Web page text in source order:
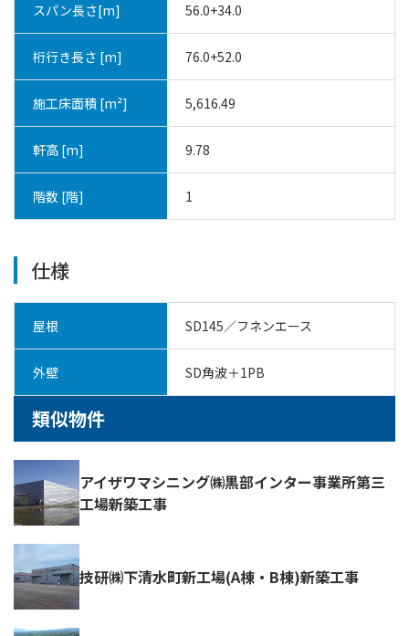
スパン長さ[m] 56.0+34.0
桁行き長さ [m] 76.0+52.0
施工床面積 [m²] 5,616.49
軒高 [m] 9.78
階数 [階] 1
仕様
屋根 SD145／フネンエース
外壁 SD角波＋1PB
類似物件
アイザワマシニング㈱黒部インター事業所第三
工場新築工事
技研㈱下清水町新工場(A棟・B棟)新築工事